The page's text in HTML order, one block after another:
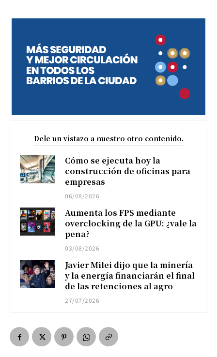
Dele un vistazo a nuestro otro contenido.
Cómo se ejecuta hoy la
construcción de oficinas para
empresas
06/08/2026
Aumenta los FPS mediante
overclocking de la GPU: ¿vale la
pena?
03/08/2026
Javier Milei dijo que la minería
y la energía financiarán el final
de las retenciones al agro
27/07/2026